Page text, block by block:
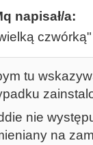
napisał/a:
tu
nie
na